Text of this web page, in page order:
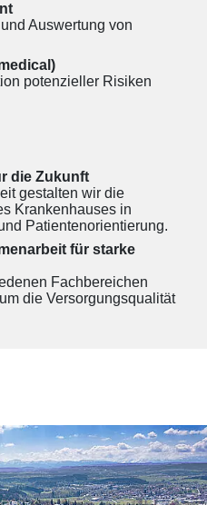
Auswertung von
potenzieller Risiken
die Zukunft
gestalten wir die
Krankenhauses in
Patientenorientierung.
für starke
Fachbereichen
die Versorgungsqualität